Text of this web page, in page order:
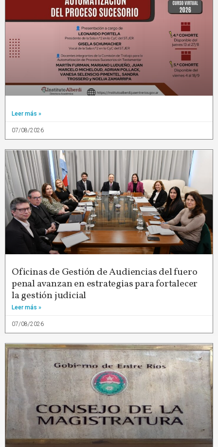
Leer más »
07/08/2026
Oficinas de Gestión de Audiencias del fuero
penal avanzan en estrategias para fortalecer
la gestión judicial
Leer más »
07/08/2026